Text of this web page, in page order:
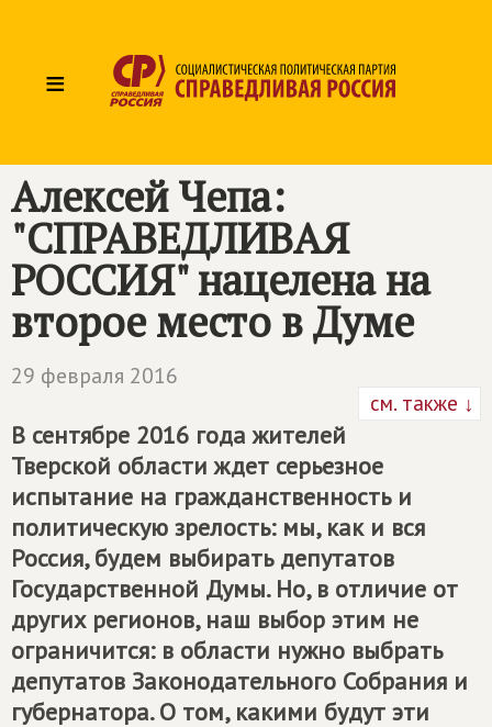
≡
Алексей Чепа:
"СПРАВЕДЛИВАЯ
РОССИЯ" нацелена на
второе место в Думе
29 февраля 2016
см. также ↓
В сентябре 2016 года жителей
Тверской области ждет серьезное
испытание на гражданственность и
политическую зрелость: мы, как и вся
Россия, будем выбирать депутатов
Государственной Думы. Но, в отличие от
других регионов, наш выбор этим не
ограничится: в области нужно выбрать
депутатов Законодательного Собрания и
губернатора. О том, какими будут эти